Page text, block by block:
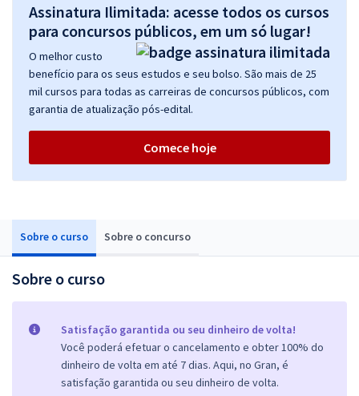
Sobre o curso Sobre o concurso
Sobre o curso
Satisfação garantida ou seu dinheiro de volta!
Você poderá efetuar o cancelamento e obter 100% do
dinheiro de volta em até 7 dias. Aqui, no Gran, é
satisfação garantida ou seu dinheiro de volta.
Assinatura Ilimitada: acesse todos os cursos
para concursos públicos, em um só lugar!
O melhor custo
benefício para os seus estudos e seu bolso. São mais de 25
mil cursos para todas as carreiras de concursos públicos, com
garantia de atualização pós-edital.
Comece hoje